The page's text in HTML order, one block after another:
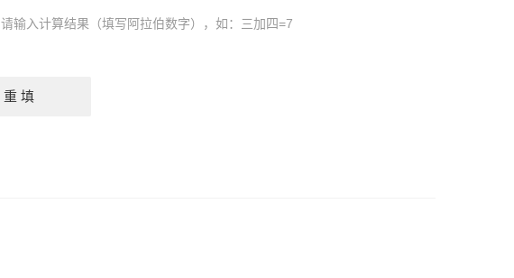
请输入计算结果（填写阿拉伯数字），如：三加四=7